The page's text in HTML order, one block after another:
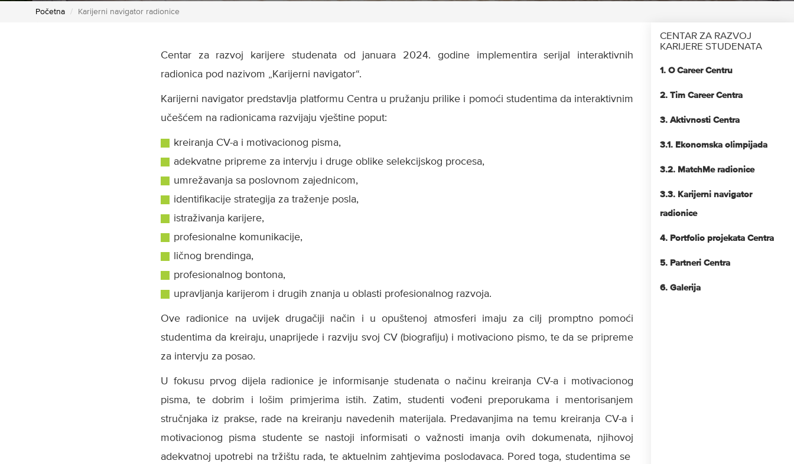
Početna Karijerni navigator radionice
Centar za razvoj karijere studenata od januara 2024. godine implementira serijal interaktivnih
radionica pod nazivom „Karijerni navigator“.
Karijerni navigator predstavlja platformu Centra u pružanju prilike i pomoći studentima da interaktivnim
učešćem na radionicama razvijaju vještine poput:
kreiranja CV-a i motivacionog pisma,
adekvatne pripreme za intervju i druge oblike selekcijskog procesa,
umrežavanja sa poslovnom zajednicom,
identifikacije strategija za traženje posla,
istraživanja karijere,
profesionalne komunikacije,
ličnog brendinga,
profesionalnog bontona,
upravljanja karijerom i drugih znanja u oblasti profesionalnog razvoja.
Ove radionice na uvijek drugačiji način i u opuštenoj atmosferi imaju za cilj promptno pomoći
studentima da kreiraju, unaprijede i razviju svoj CV (biografiju) i motivaciono pismo, te da se pripreme
za intervju za posao.
U fokusu prvog dijela radionice je informisanje studenata o načinu kreiranja CV-a i motivacionog
pisma, te dobrim i lošim primjerima istih. Zatim, studenti vođeni preporukama i mentorisanjem
stručnjaka iz prakse, rade na kreiranju navedenih materijala. Predavanjima na temu kreiranja CV-a i
motivacionog pisma studente se nastoji informisati o važnosti imanja ovih dokumenata, njihovoj
adekvatnoj upotrebi na tržištu rada, te aktuelnim zahtjevima poslodavaca. Pored toga, studentima se
CENTAR ZA RAZVOJ
KARIJERE STUDENATA
1. O Career Centru
2. Tim Career Centra
3. Aktivnosti Centra
3.1. Ekonomska olimpijada
3.2. MatchMe radionice
3.3. Karijerni navigator
radionice
4. Portfolio projekata Centra
5. Partneri Centra
6. Galerija